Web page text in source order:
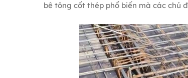
bê tông cốt thép phổ biến mà các chủ